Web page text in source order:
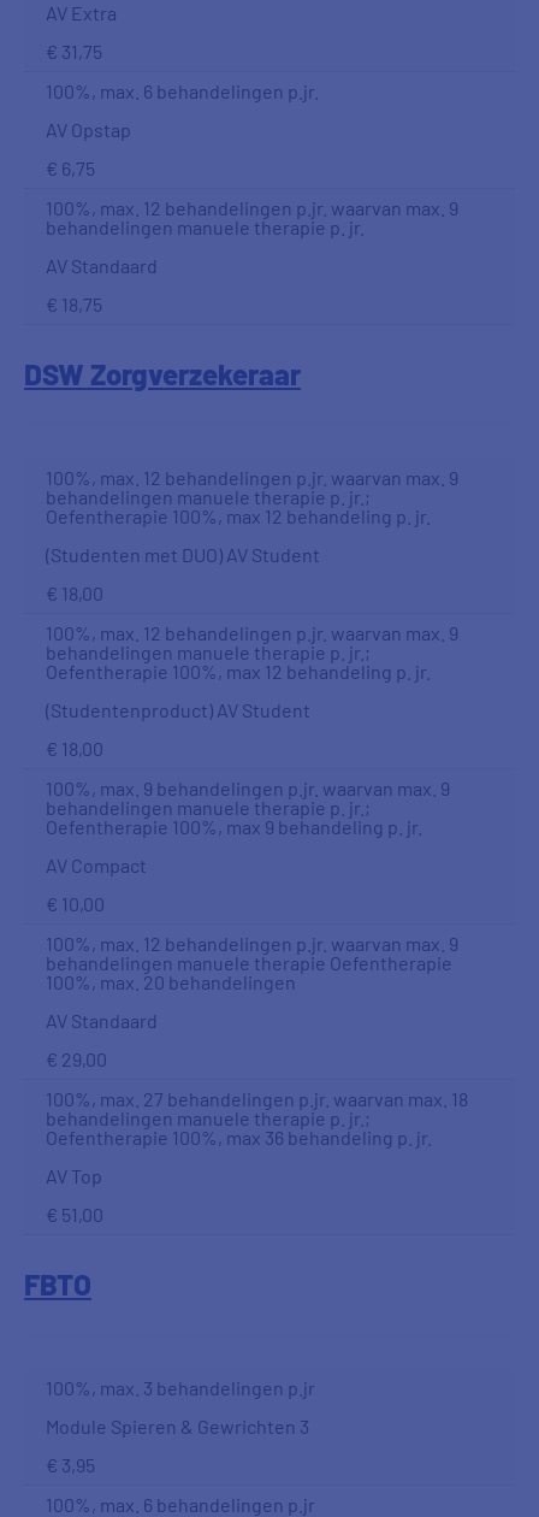
AV Extra
€ 31,75
100%, max. 6 behandelingen p.jr.
AV Opstap
€ 6,75
100%, max. 12 behandelingen p.jr. waarvan max. 9
behandelingen manuele therapie p. jr.
AV Standaard
€ 18,75
DSW Zorgverzekeraar
100%, max. 12 behandelingen p.jr. waarvan max. 9
behandelingen manuele therapie p. jr.;
Oefentherapie 100%, max 12 behandeling p. jr.
(Studenten met DUO) AV Student
€ 18,00
100%, max. 12 behandelingen p.jr. waarvan max. 9
behandelingen manuele therapie p. jr.;
Oefentherapie 100%, max 12 behandeling p. jr.
(Studentenproduct) AV Student
€ 18,00
100%, max. 9 behandelingen p.jr. waarvan max. 9
behandelingen manuele therapie p. jr.;
Oefentherapie 100%, max 9 behandeling p. jr.
AV Compact
€ 10,00
100%, max. 12 behandelingen p.jr. waarvan max. 9
behandelingen manuele therapie Oefentherapie
100%, max. 20 behandelingen
AV Standaard
€ 29,00
100%, max. 27 behandelingen p.jr. waarvan max. 18
behandelingen manuele therapie p. jr.;
Oefentherapie 100%, max 36 behandeling p. jr.
AV Top
€ 51,00
FBTO
100%, max. 3 behandelingen p.jr
Module Spieren & Gewrichten 3
€ 3,95
100%, max. 6 behandelingen p.jr